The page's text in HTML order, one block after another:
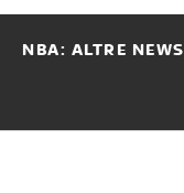
NBA: ALTRE NEWS